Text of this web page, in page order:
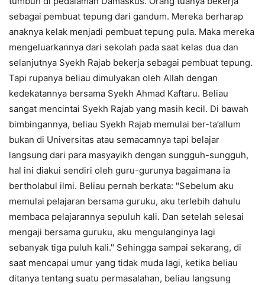
sebagai pembuat tepung dari gandum. Mereka berharap
anaknya kelak menjadi pembuat tepung pula. Maka mereka
mengeluarkannya dari sekolah pada saat kelas dua dan
selanjutnya Syekh Rajab bekerja sebagai pembuat tepung.
Tapi rupanya beliau dimulyakan oleh Allah dengan
kedekatannya bersama Syekh Ahmad Kaftaru. Beliau
sangat mencintai Syekh Rajab yang masih kecil. Di bawah
bimbingannya, beliau Syekh Rajab memulai ber-ta’allum
bukan di Universitas atau semacamnya tapi belajar
langsung dari para masyayikh dengan sungguh-sungguh,
hal ini diakui sendiri oleh guru-gurunya bagaimana ia
bertholabul ilmi. Beliau pernah berkata: "Sebelum aku
memulai pelajaran bersama guruku, aku terlebih dahulu
membaca pelajarannya sepuluh kali. Dan setelah selesai
mengaji bersama guruku, aku mengulanginya lagi
sebanyak tiga puluh kali." Sehingga sampai sekarang, di
saat mencapai umur yang tidak muda lagi, ketika beliau
ditanya tentang suatu permasalahan, beliau langsung